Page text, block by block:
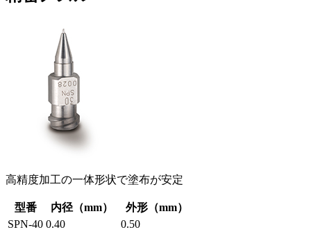
高精度加工の一体形状で塗布が安定
型番 内径（mm）
外形（mm）
SPN-40 0.40
0.50